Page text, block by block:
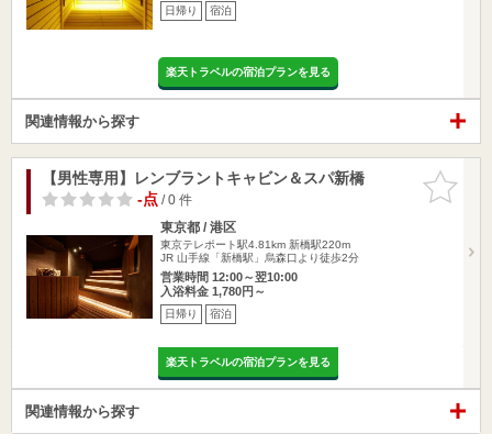
日帰り 宿泊
楽天トラベルの宿泊プランを見る
関連情報から探す
お気に入
りに追加
【男性専用】レンブラントキャビン＆スパ新橋
-点/ 0 件
東京都 / 港区
東京テレポート駅4.81km 新橋駅220m
JR 山手線「新橋駅」烏森口より徒歩2分
営業時間 12:00～翌10:00
入浴料金 1,780円～
日帰り 宿泊
楽天トラベルの宿泊プランを見る
関連情報から探す